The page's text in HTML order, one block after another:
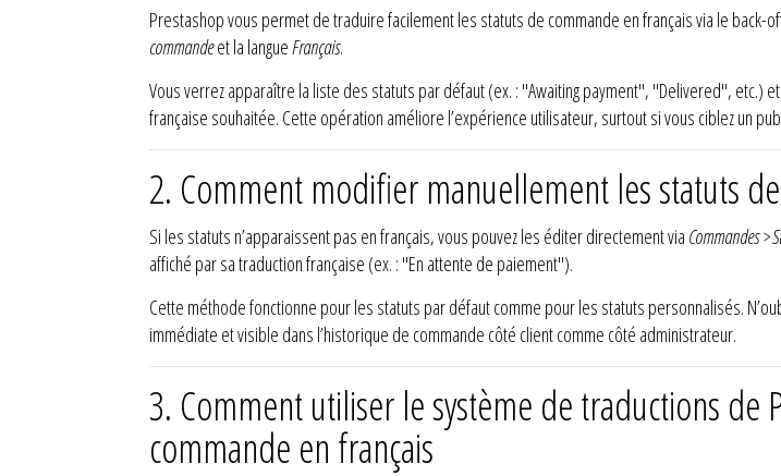
Prestashop vous permet de traduire facilement les statuts de commande en français via le back-
commandeet la langueFrançais.
Vous verrez apparaître la liste des statuts par défaut (ex. : "Awaiting payment", "Delivered", etc.)
française souhaitée. Cette opération améliore l’expérience utilisateur, surtout si vous ciblez un
2. Comment modifier manuellement les statuts
Si les statuts n’apparaissent pas en français, vous pouvez les éditer directement via Commandes >
affiché par sa traduction française (ex. : "En attente de paiement").
Cette méthode fonctionne pour les statuts par défaut comme pour les statuts personnalisés.
immédiate et visible dans l’historique de commande côté client comme côté administrateur.
3. Comment utiliser le système de traductions
commande en français